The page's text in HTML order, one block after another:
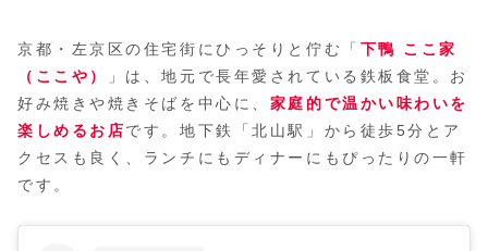
京都・左京区の住宅街にひっそりと佇む「 下鴨 ここ家
（ここや）
」は、地元で長年愛されている鉄板食堂。お
好み焼きや焼きそばを中心に、 家庭的で温かい味わいを
楽しめるお店です。地下鉄「北山駅」から徒歩5分とア
クセスも良く、ランチにもディナーにもぴったりの一軒
です。